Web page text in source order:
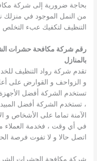
بحاجة ضرورية إلى شركة
من النمل الموجود في منزلك
التنظيف لتكفيك عبء التخلص
رقم شركة مكافحة حشرات
بالمنازل
تقدم شركة رواد التنظيف
و الزواحف و القوارض على
تستخدم الشركة أفضل
، تستخدم الشركة أفضل
الآمنة تماما على الأشخاص و
في أي وقت ، فخدمة العملاء
اتصل حالا و لا تفوت فرصة
شركة مكافحة الحشرات